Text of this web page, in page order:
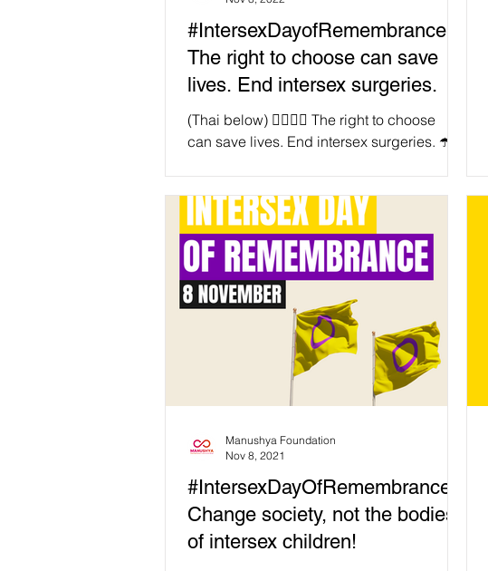
#IntersexDayofRemembrance:
The right to choose can save
lives. End intersex surgeries.
(Thai below) 🏳️‍🌈💛💜 The right to choose
can save lives. End intersex surgeries. ☂️
#IntersexDayOfRemembrance:
Change society, not the bodies
of intersex children!
Manushya Foundation
Nov 8, 2021